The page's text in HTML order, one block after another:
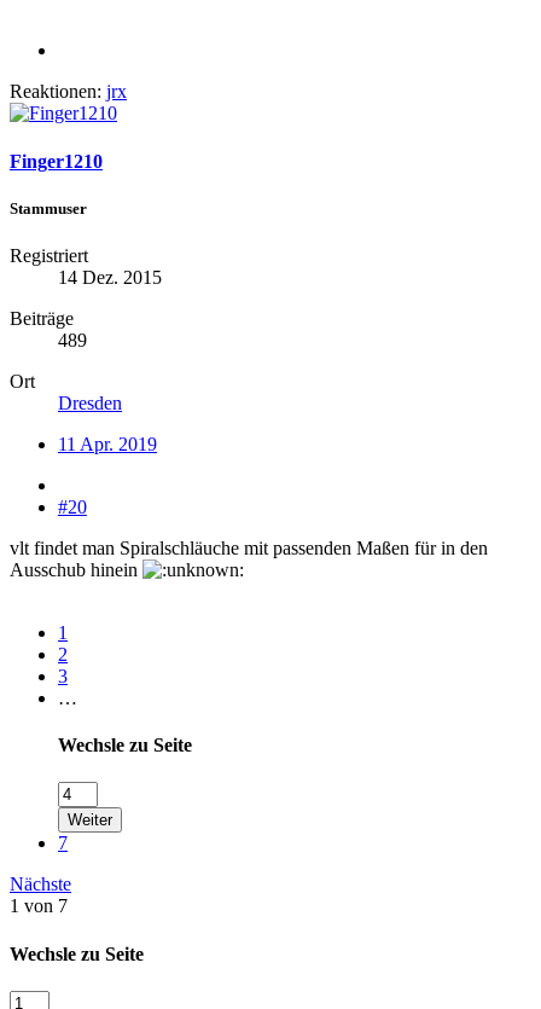
Reaktionen: jrx
Finger1210
Stammuser
Registriert
14 Dez. 2015
Beiträge
489
Ort
Dresden
11 Apr. 2019
#20
vlt findet man Spiralschläuche mit passenden Maßen für in den
Ausschub hinein
1
2
3
…
Wechsle zu Seite
Weiter
7
Nächste
1 von 7
Wechsle zu Seite